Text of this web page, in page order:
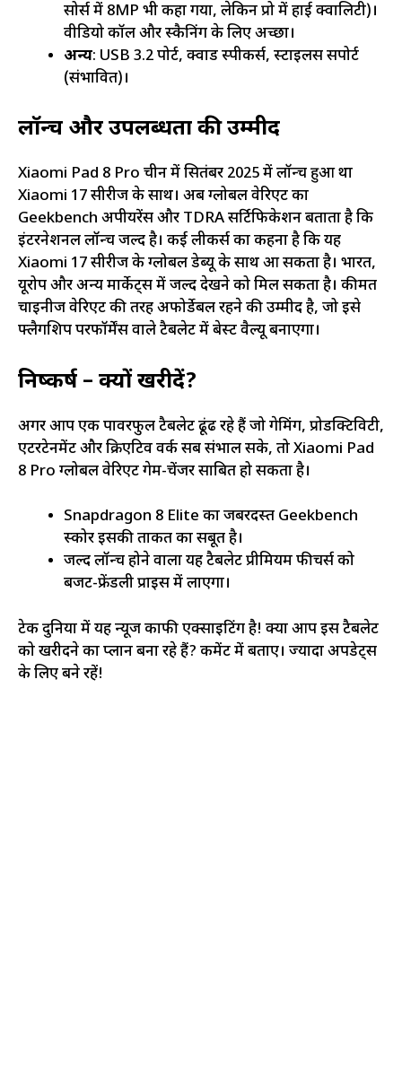
सोर्स में 8MP भी कहा गया, लेकिन प्रो में हाई क्वालिटी)।
वीडियो कॉल और स्कैनिंग के लिए अच्छा।
अन्य: USB 3.2 पोर्ट, क्वाड स्पीकर्स, स्टाइलस सपोर्ट
(संभावित)।
लॉन्च और उपलब्धता की उम्मीद
Xiaomi Pad 8 Pro चीन में सितंबर 2025 में लॉन्च हुआ था
Xiaomi 17 सीरीज के साथ। अब ग्लोबल वेरिएंट का
Geekbench अपीयरेंस और TDRA सर्टिफिकेशन बताता है कि
इंटरनेशनल लॉन्च जल्द है। कई लीकर्स का कहना है कि यह
Xiaomi 17 सीरीज के ग्लोबल डेब्यू के साथ आ सकता है। भारत,
यूरोप और अन्य मार्केट्स में जल्द देखने को मिल सकता है। कीमत
चाइनीज वेरिएंट की तरह अफोर्डेबल रहने की उम्मीद है, जो इसे
फ्लैगशिप परफॉर्मेंस वाले टैबलेट में बेस्ट वैल्यू बनाएगा।
निष्कर्ष – क्यों खरीदें?
अगर आप एक पावरफुल टैबलेट ढूंढ रहे हैं जो गेमिंग, प्रोडक्टिविटी,
एंटरटेनमेंट और क्रिएटिव वर्क सब संभाल सके, तो Xiaomi Pad
8 Pro ग्लोबल वेरिएंट गेम-चेंजर साबित हो सकता है।
Snapdragon 8 Elite का जबरदस्त Geekbench
स्कोर इसकी ताकत का सबूत है।
जल्द लॉन्च होने वाला यह टैबलेट प्रीमियम फीचर्स को
बजट-फ्रेंडली प्राइस में लाएगा।
टेक दुनिया में यह न्यूज काफी एक्साइटिंग है! क्या आप इस टैबलेट
को खरीदने का प्लान बना रहे हैं? कमेंट में बताएं। ज्यादा अपडेट्स
के लिए बने रहें!